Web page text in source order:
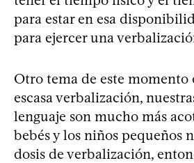
para estar en esa
para ejercer una
Otro tema de este momento
escasa verbalización,
lenguaje son mucho más
bebés y los niños pequeños
dosis de verbalización,